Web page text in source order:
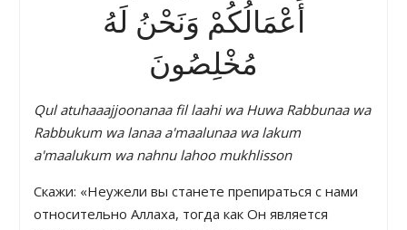
أَعْمَالُكُمْ وَنَحْنُ لَهُ
مُخْلِصُونَ
Qul atuhaaajjoonanaa fil laahi wa Huwa Rabbunaa wa
Rabbukum wa lanaa a'maalunaa wa lakum
a'maalukum wa nahnu lahoo mukhlisson
Скажи: «Неужели вы станете препираться с нами
относительно Аллаха, тогда как Он является